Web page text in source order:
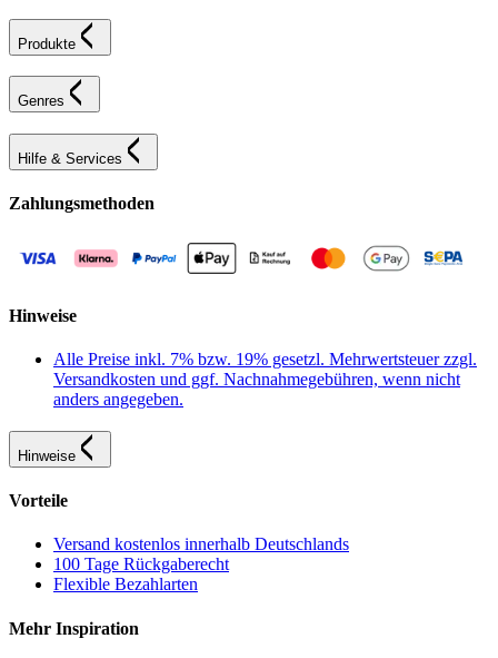
Produkte
Genres
Hilfe & Services
Zahlungsmethoden
Hinweise
Alle Preise inkl. 7% bzw. 19% gesetzl. Mehrwertsteuer zzgl.
Versandkosten und ggf. Nachnahmegebühren, wenn nicht
anders angegeben.
Hinweise
Vorteile
Versand kostenlos innerhalb Deutschlands
100 Tage Rückgaberecht
Flexible Bezahlarten
Mehr Inspiration